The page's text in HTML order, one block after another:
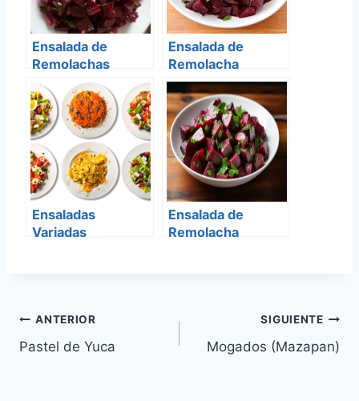
Ensalada de
Remolachas
Ensalada de
Remolacha
Ensaladas
Variadas
Ensalada de
Remolacha
Navegación
de
ANTERIOR
Pastel de Yuca
SIGUIENTE
Mogados (Mazapan)